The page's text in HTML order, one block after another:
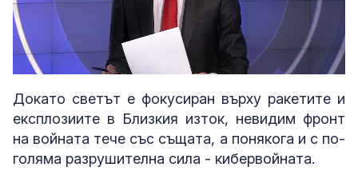
Unmute Loaded :
6.30%
Докато светът е фокусиран върху ракетите и
експлозиите в Близкия изток, невидим фронт
на войната тече със същата, а понякога и с по-
голяма разрушителна сила - кибервойната.